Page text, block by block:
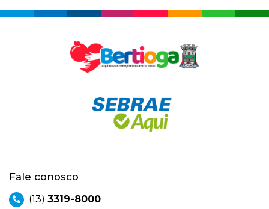
Fale conosco
(13) 3319-8000